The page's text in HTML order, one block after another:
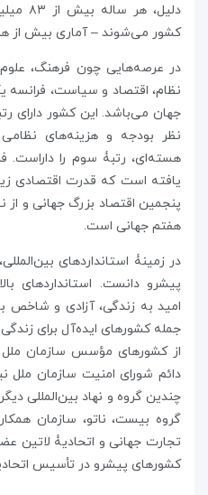
کشور می‌شوند – آماری بیش از
در عرصه‌هایی چون فرهنگ، علوم
نظام، اقتصاد و سیاست، فرانسه
جهان می‌باشد. این کشور دارای
نظر بودجه و هزینه‌های
هسته‌ای، رتبۀ سوم را داراست.
یافته است که قدرت اقتصادی
پنجمین اقتصاد بزرگ جهانی و از
هفتم جهانی است.
در زمینۀ استانداردهای
پیشرو دانست. استانداردهای
امید به زندگی، آزادی و شاخص
جمله کشورهای ایده‌آل برای
از کشورهای مؤسس سازمان
دائم شورای امنیت سازمان ملل
چندین گروه و نهاد بین‌المللی
گروه بیست، ناتو، سازمان
تجارت جهانی و اتحادیۀ لاتین
کشورهای پیشرو در تأسیس